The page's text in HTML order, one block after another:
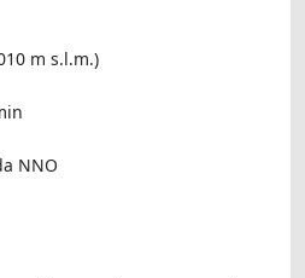
m s.l.m.)
NNO